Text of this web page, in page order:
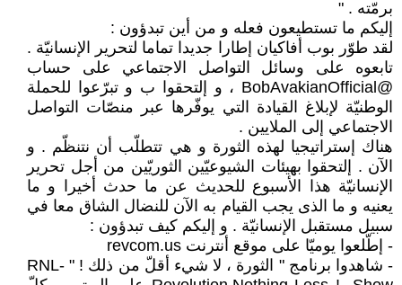
برمّته . "
إليكم ما تستطيعون فعله و من أين تبدؤون :
لقد طوّر بوب أفاكيان إطارا جديدا تماما لتحرير الإنسانيّة .
تابعوه على وسائل التواصل الاجتماعي على حساب
@BobAvakianOfficial ، و إلتحقوا ب و تبرّعوا للحملة
الوطنيّة لإبلاغ القيادة التي يوفّرها عبر منصّات التواصل
الاجتماعي إلى الملايين .
هناك إستراتيجيا لهذه الثورة و هي تتطلّب أن نتنظّم . و
الآن . إلتحقوا بهيئات الشيوعيّين الثوريّين من أجل تحرير
الإنسانيّة هذا الأسبوع للحديث عن ما حدث أخيرا و ما
يعنيه و ما الذى يجب القيام به الآن للنضال الشاق معا في
سبيل مستقبل الإنسانيّة . و إليكم كيف تبدؤون :
- إطّلعوا يوميّا على موقع أنترنت revcom.us
- شاهدوا برنامج " الثورة ، لا شيء أقلّ من ذلك ! " RNL-